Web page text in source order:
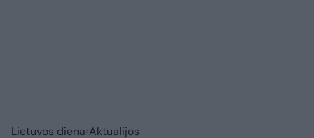
Lietuvos diena Aktualijos